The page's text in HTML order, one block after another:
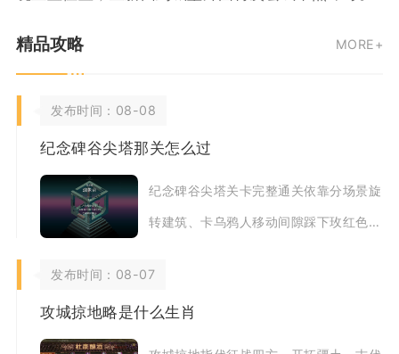
精品攻略 MORE+
发布时间：08-08
纪念碑谷尖塔那关怎么过
纪念碑谷尖塔关卡完整通关依靠分场景旋
转建筑、卡乌鸦人移动间隙踩下玫红色机
碎片，全程分
发布时间：08-07
攻城掠地略是什么生肖